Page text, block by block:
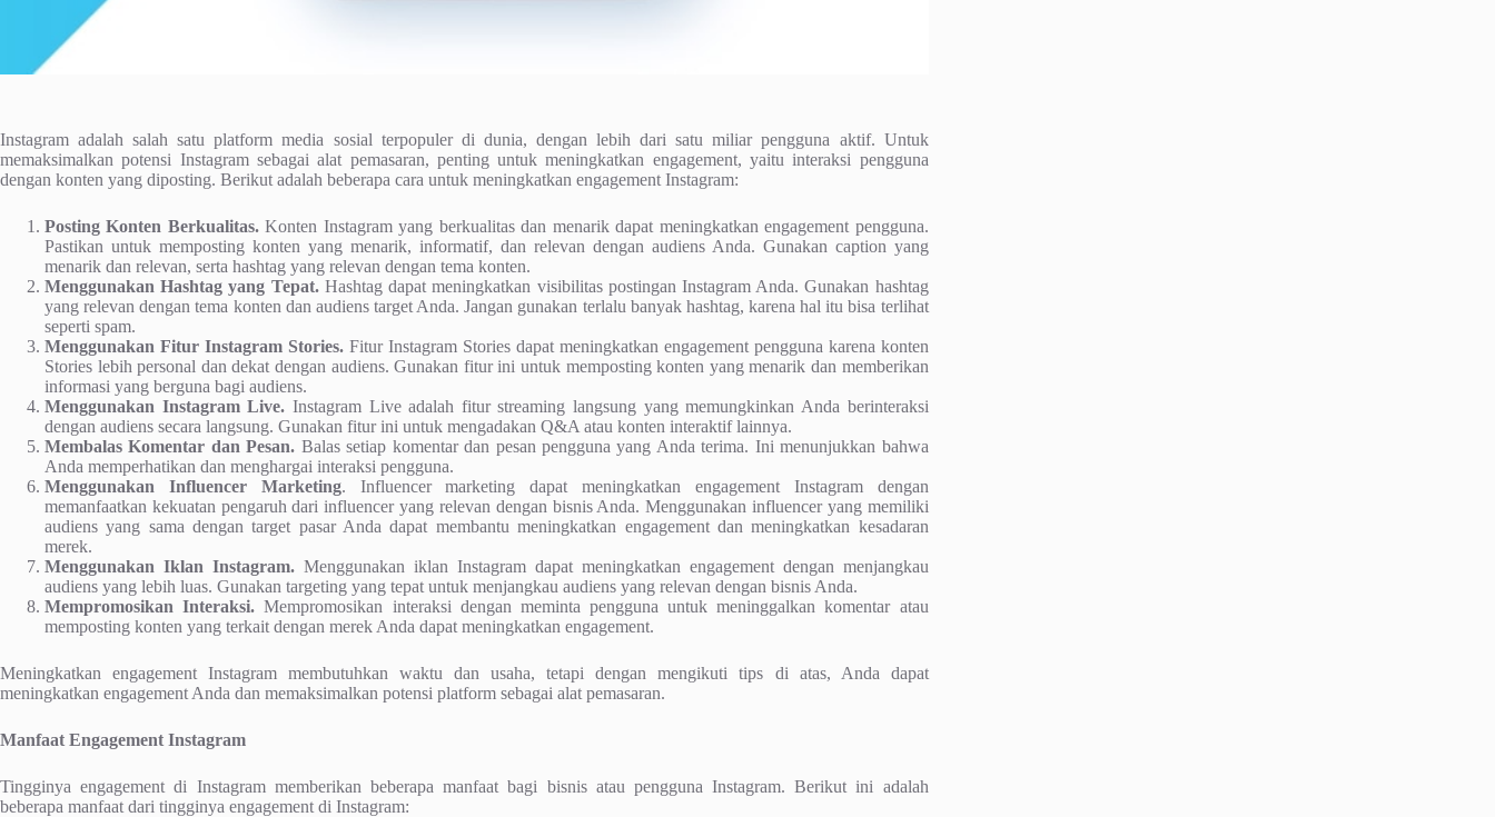
Instagram adalah salah satu platform media sosial terpopuler di dunia, dengan lebih dari satu miliar pengguna aktif. Untuk
memaksimalkan potensi Instagram sebagai alat pemasaran, penting untuk meningkatkan engagement, yaitu interaksi pengguna
dengan konten yang diposting. Berikut adalah beberapa cara untuk meningkatkan engagement Instagram:
Posting Konten Berkualitas.Konten Instagram yang berkualitas dan menarik dapat meningkatkan engagement pengguna.
Pastikan untuk memposting konten yang menarik, informatif, dan relevan dengan audiens Anda. Gunakan caption yang
menarik dan relevan, serta hashtag yang relevan dengan tema konten.
Menggunakan Hashtag yang Tepat.Hashtag dapat meningkatkan visibilitas postingan Instagram Anda. Gunakan hashtag
yang relevan dengan tema konten dan audiens target Anda. Jangan gunakan terlalu banyak hashtag, karena hal itu bisa terlihat
seperti spam.
Menggunakan Fitur Instagram Stories.Fitur Instagram Stories dapat meningkatkan engagement pengguna karena konten
Stories lebih personal dan dekat dengan audiens. Gunakan fitur ini untuk memposting konten yang menarik dan memberikan
informasi yang berguna bagi audiens.
Menggunakan Instagram Live. Instagram Live adalah fitur streaming langsung yang memungkinkan Anda berinteraksi
dengan audiens secara langsung. Gunakan fitur ini untuk mengadakan Q&A atau konten interaktif lainnya.
Membalas Komentar dan Pesan. Balas setiap komentar dan pesan pengguna yang Anda terima. Ini menunjukkan bahwa
Anda memperhatikan dan menghargai interaksi pengguna.
Menggunakan Influencer Marketing. Influencer marketing dapat meningkatkan engagement Instagram dengan
memanfaatkan kekuatan pengaruh dari influencer yang relevan dengan bisnis Anda. Menggunakan influencer yang memiliki
audiens yang sama dengan target pasar Anda dapat membantu meningkatkan engagement dan meningkatkan kesadaran
merek.
Menggunakan Iklan Instagram.Menggunakan iklan Instagram dapat meningkatkan engagement dengan menjangkau
audiens yang lebih luas. Gunakan targeting yang tepat untuk menjangkau audiens yang relevan dengan bisnis Anda.
Mempromosikan Interaksi. Mempromosikan interaksi dengan meminta pengguna untuk meninggalkan komentar atau
memposting konten yang terkait dengan merek Anda dapat meningkatkan engagement.
Meningkatkan engagement Instagram membutuhkan waktu dan usaha, tetapi dengan mengikuti tips di atas, Anda dapat
meningkatkan engagement Anda dan memaksimalkan potensi platform sebagai alat pemasaran.
Manfaat Engagement Instagram
Tingginya engagement di Instagram memberikan beberapa manfaat bagi bisnis atau pengguna Instagram. Berikut ini adalah
beberapa manfaat dari tingginya engagement di Instagram: